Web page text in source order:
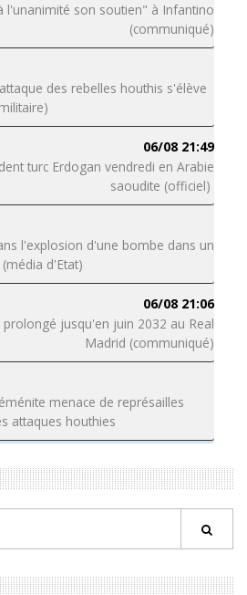
l'unanimité son soutien" à Infantino
(communiqué)
des rebelles houthis s'élève
06/08 21:49
turc Erdogan vendredi en Arabie
saoudite (officiel)
l'explosion d'une bombe dans un
d'Etat)
06/08 21:06
prolongé jusqu'en juin 2032 au Real
Madrid (communiqué)
menace de représailles
attaques houthies